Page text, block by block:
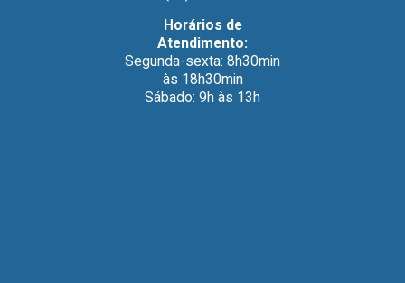
Horários de
Atendimento:
Segunda-sexta: 8h30min
às 18h30min
Sábado: 9h às 13h